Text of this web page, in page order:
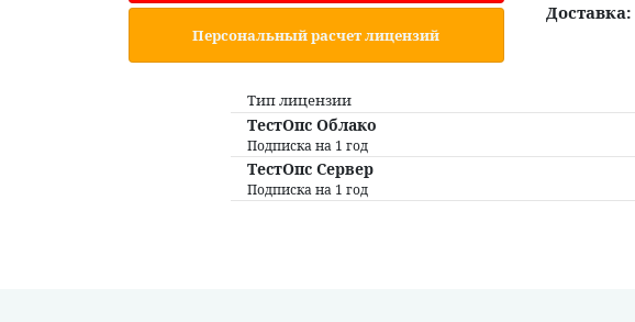
Персональный расчет лицензий
Доставка:
Тип лицензии
ТестОпс Облако
Подписка на 1 год
ТестОпс Сервер
Подписка на 1 год